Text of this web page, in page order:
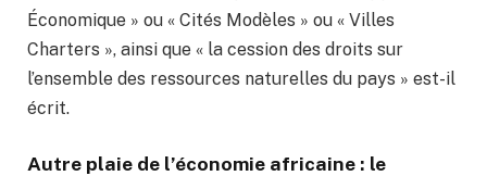
Économique » ou « Cités Modèles » ou « Villes
Charters », ainsi que « la cession des droits sur
l’ensemble des ressources naturelles du pays » est-il
écrit.
Autre plaie de l’économie africaine : le